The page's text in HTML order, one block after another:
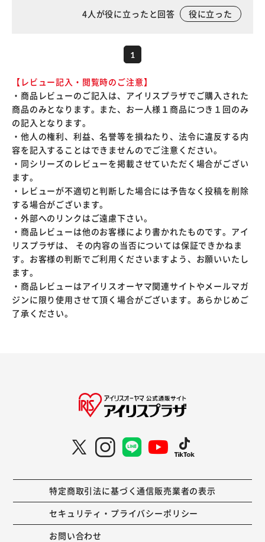
4人が役に立ったと回答 役に立った
1
【レビュー記入・閲覧時のご注意】
・商品レビューのご記入は、アイリスプラザでご購入された
商品のみとなります。また、お一人様１商品につき１回のみ
の記入となります。
・他人の権利、利益、名誉等を損ねたり、法令に違反する内
容を記入することはできませんのでご注意ください。
・同シリーズのレビューを掲載させていただく場合がござい
ます。
・レビューが不適切と判断した場合には予告なく投稿を削除
する場合がございます。
・外部へのリンクはご遠慮下さい。
・商品レビューは他のお客様により書かれたものです。アイ
リスプラザは、 その内容の当否については保証できかねま
す。お客様の判断でご利用くださいますよう、お願いいたし
ます。
・商品レビューはアイリスオーヤマ関連サイトやメールマガ
ジンに限り使用させて頂く場合がございます。あらかじめご
了承ください。
特定商取引法に基づく通信販売業者の表示
セキュリティ・プライバシーポリシー
お問い合わせ